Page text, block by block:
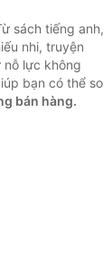
sách tiếng anh,
nhi, truyện
nỗ lực không
bạn có thể so
bán hàng.